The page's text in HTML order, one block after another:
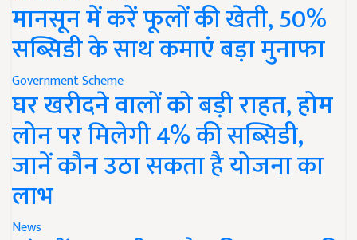
मानसून में करें फूलों की खेती, 50%
सब्सिडी के साथ कमाएं बड़ा मुनाफा
Government Scheme
घर खरीदने वालों को बड़ी राहत, होम
लोन पर मिलेगी 4% की सब्सिडी,
जानें कौन उठा सकता है योजना का
लाभ
News